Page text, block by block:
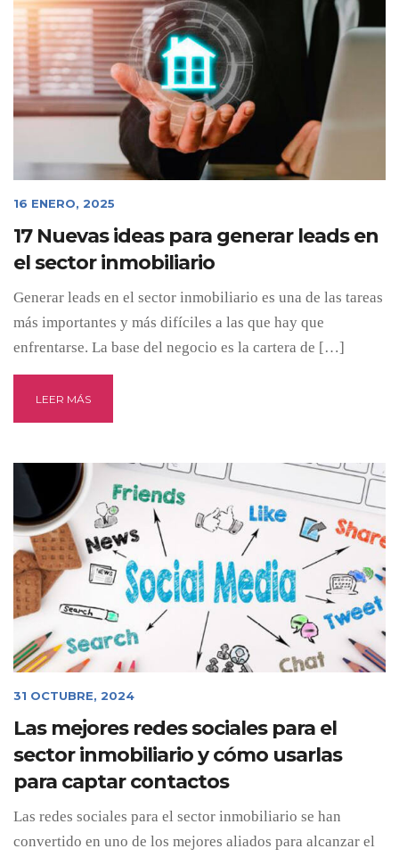
16 ENERO, 2025
17 Nuevas ideas para generar leads en
el sector inmobiliario
Generar leads en el sector inmobiliario es una de las tareas
más importantes y más difíciles a las que hay que
enfrentarse. La base del negocio es la cartera de […]
LEER MÁS
31 OCTUBRE, 2024
Las mejores redes sociales para el
sector inmobiliario y cómo usarlas
para captar contactos
Las redes sociales para el sector inmobiliario se han
convertido en uno de los mejores aliados para alcanzar el